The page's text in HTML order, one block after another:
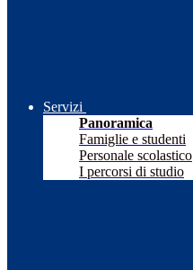
Servizi
Panoramica
Famiglie e studenti
Personale scolastico
I percorsi di studio